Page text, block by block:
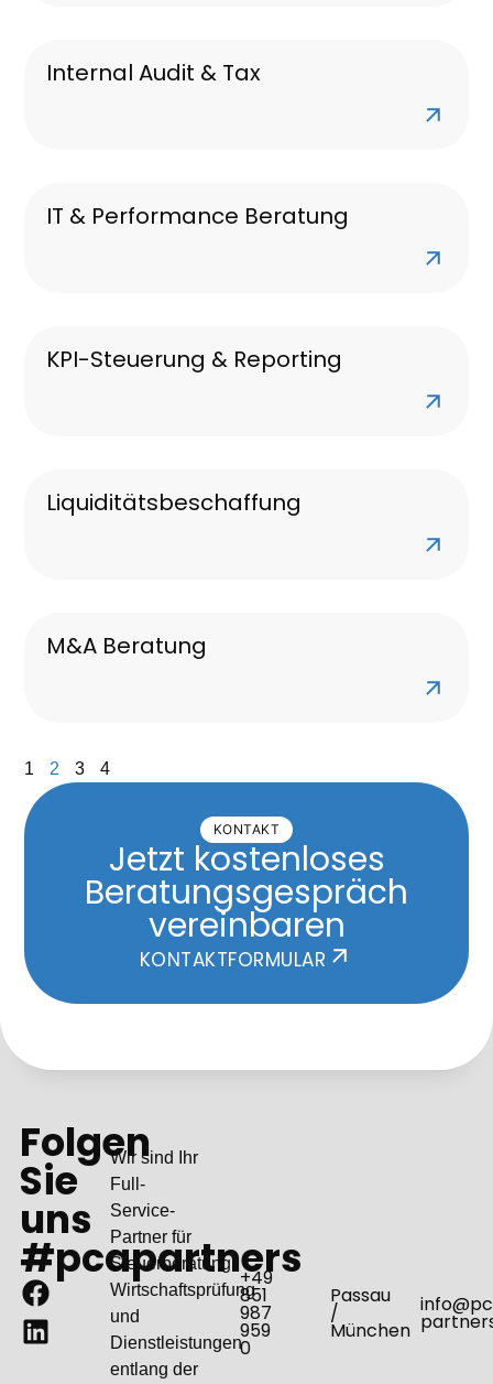
Internal Audit & Tax
IT & Performance Beratung
KPI-Steuerung & Reporting
Liquiditätsbeschaffung
M&A Beratung
1 2 3 4
KONTAKT
Jetzt kostenloses
Beratungsgespräch
vereinbaren
KONTAKTFORMULAR
+49
851
987
959
0​
Passau
/
München
Wir sind Ihr
Full-
Service-
Partner für
Steuerberatung,
Wirtschaftsprüfung
und
Dienstleistungen
entlang der
Folgen
Sie
uns
#pcapartners